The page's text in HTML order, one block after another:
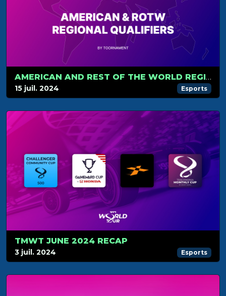
AMERICAN AND REST OF THE WORLD REGIONAL QUALIFIERS
15 juil. 2024 Esports
TMWT JUNE 2024 RECAP
3 juil. 2024 Esports